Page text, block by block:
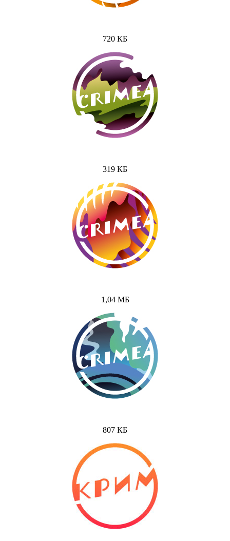
720 КБ
319 КБ
1,04 МБ
807 КБ